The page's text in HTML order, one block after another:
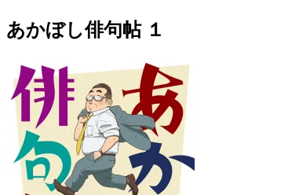
あかぼし俳句帖 １